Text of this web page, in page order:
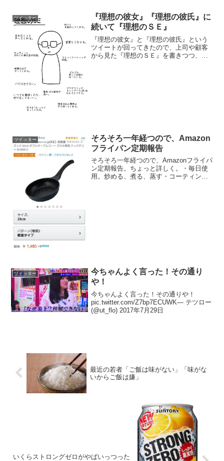
ツイッター
『理想の彼女』『理想の彼氏』に
続いて『理想のＳＥ』
『理想の彼女』と『理想の彼氏』という
ツイートが回ってきたので、上司や顧客
から見た『理想のＳＥ』を書きつつ、自
ツイッター
そろそろ一年経つので、Amazon
フライパン定期報告
そろそろ一年経つので、Amazonフライパ
ン定期報告。ちょっと詳しく。・毎日使
用。炒める、煮る、蒸す・コーティング
ツイッター
今ちゃんよく言った！その通り
や！
今ちゃんよく言った！その通りや！
pic.twitter.com/Z7bp7ECUWK— テツロー
(@ut_flo) 2017年7月29日
最近の若者「ご飯は味がない」「味がな
いからご飯は嫌」
いくらストロングゼロがやばいっつった